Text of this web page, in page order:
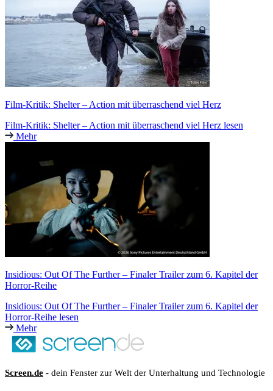
Film-Kritik: Shelter – Action mit überraschend viel Herz
Film-Kritik: Shelter – Action mit überraschend viel Herz lesen
Mehr
Insidious: Out Of The Further – Finaler Trailer zum 6. Kapitel der
Horror-Reihe
Insidious: Out Of The Further – Finaler Trailer zum 6. Kapitel der
Horror-Reihe lesen
Mehr
Screen.de - dein Fenster zur Welt der Unterhaltung und Technologie